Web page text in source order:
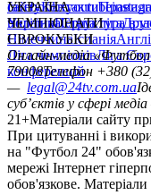
сайтуКонтакти
політикаСтруктура
facebookxyoutube
УКРАЇНА
УкраїнаПерша ліга
ЧЕМПІОНАТИ
НімеччинаІспанія
ЄВРОКУБКИ
Ліга чемпіонівЛіга
конференцій
Онлайн-медіа
79008Телефон +380
— legal@24tv.com.ua
суб’єктів у сфері
21+Матеріали сайту
При цитуванні і
на "Футбол 24"
мережі Інтернет
обов'язкове.